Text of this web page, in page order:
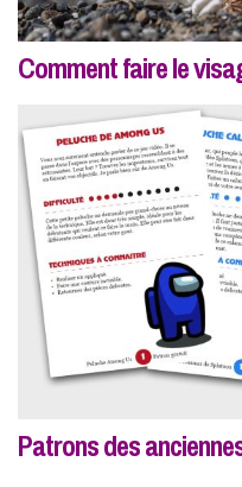
Comment faire le
Patrons des